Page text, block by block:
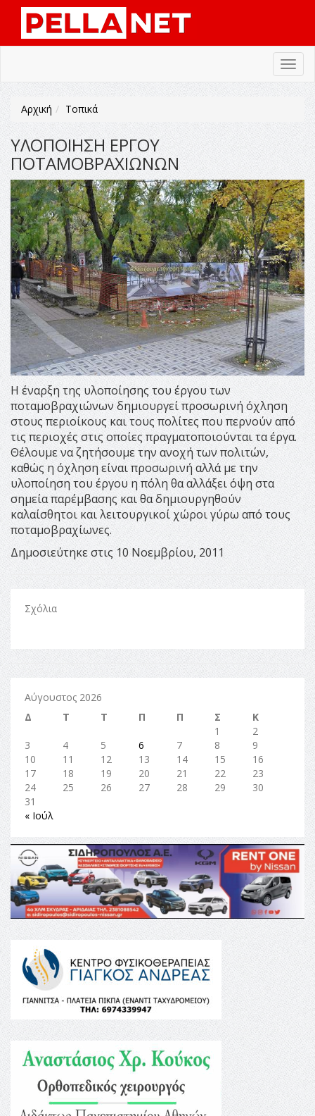
Αρχική Τοπικά
ΥΛΟΠΟΙΗΣΗ ΕΡΓΟΥ
ΠΟΤΑΜΟΒΡΑΧΙΩΝΩΝ
Η έναρξη της υλοποίησης του έργου των
ποταμοβραχιώνων δημιουργεί προσωρινή όχληση
στους περιοίκους και τους πολίτες που περνούν από
τις περιοχές στις οποίες πραγματοποιούνται τα έργα.
Θέλουμε να ζητήσουμε την ανοχή των πολιτών,
καθώς η όχληση είναι προσωρινή αλλά με την
υλοποίηση του έργου η πόλη θα αλλάξει όψη στα
σημεία παρέμβασης και θα δημιουργηθούν
καλαίσθητοι και λειτουργικοί χώροι γύρω από τους
ποταμοβραχίωνες.
Δημοσιεύτηκε στις 10 Νοεμβρίου, 2011
Σχόλια
Αύγουστος 2026
Δ
Τ Τ Π Π Σ
Κ
1
2
3
4 5 6 7 8
9
10
11 12 13 14 15
16
17
18 19 20 21 22
23
24
25 26 27 28 29
30
31
« Ιούλ